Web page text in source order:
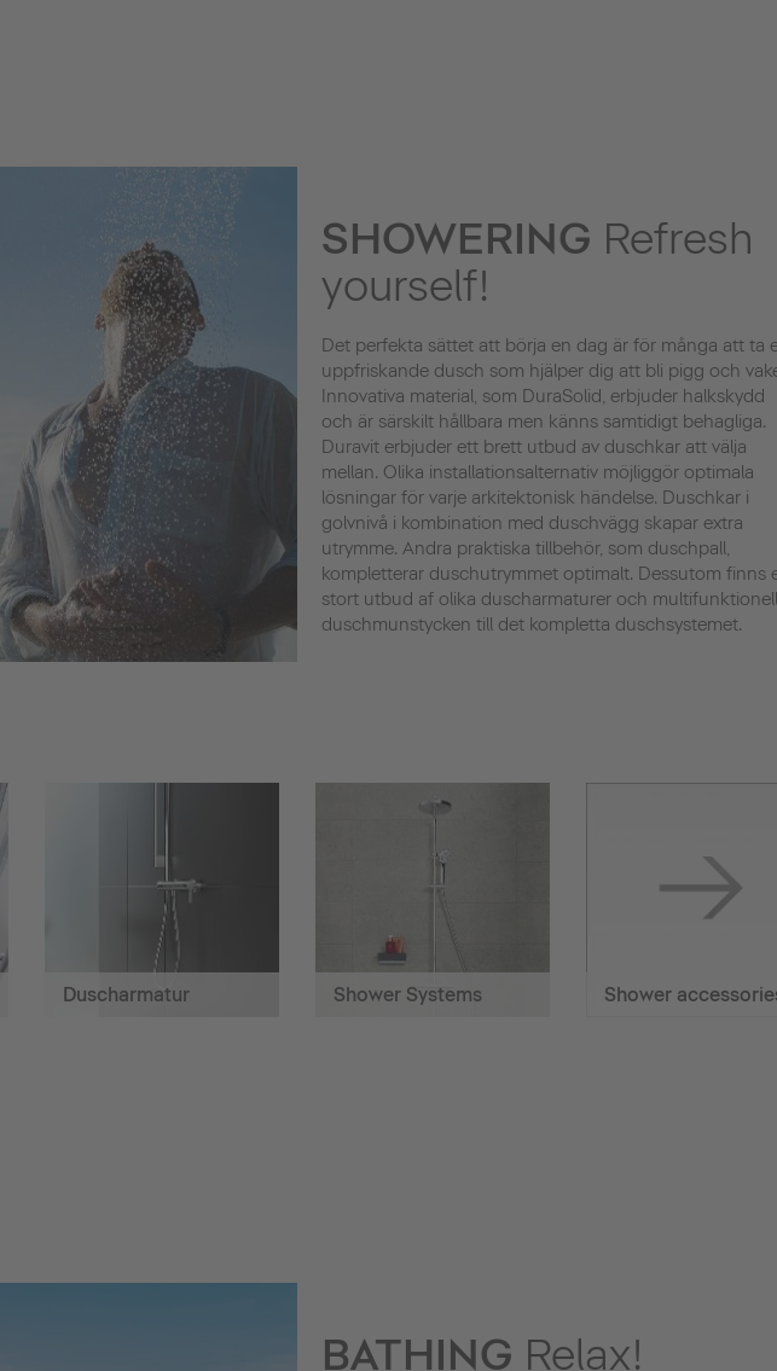
SHOWERING Refresh
yourself!
Det perfekta sättet att börja en dag är för många att ta
uppfriskande dusch som hjälper dig att bli pigg och
Innovativa material, som DuraSolid, erbjuder halkskydd
och är särskilt hållbara men känns samtidigt behagliga.
Duravit erbjuder ett brett utbud av duschkar att välja
mellan. Olika installationsalternativ möjliggör optimala
lösningar för varje arkitektonisk händelse. Duschkar i
golvnivå i kombination med duschvägg skapar extra
utrymme. Andra praktiska tillbehör, som duschpall,
kompletterar duschutrymmet optimalt. Dessutom finns
stort utbud af olika duscharmaturer och
duschmunstycken till det kompletta duschsystemet.
Duscharmatur Shower Systems Shower
BATHING Relax!